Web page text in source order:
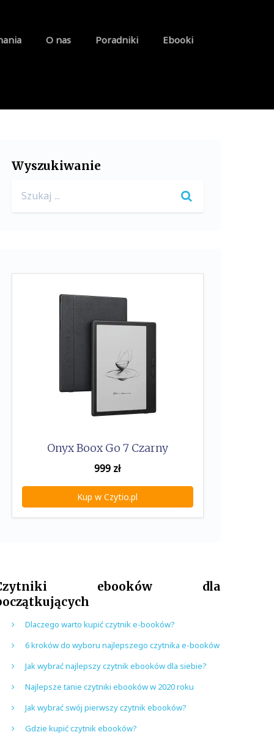
O nas Poradniki Ebooki
Wyszukiwanie
for:
Onyx Boox Go 7 Czarny
999 zł
Kup w Czytio.pl
ebooków dla
Dlaczego warto kupić czytnik e-booków?
6 kroków do wyboru najlepszego czytnika e-booków
Jak wybrać najlepszy czytnik ebooków dla siebie?
Najlepsze tanie czytniki ebooków w 2020 roku
Jak wybrać swój pierwszy czytnik ebooków?
Gdzie kupić czytnik ebooków?